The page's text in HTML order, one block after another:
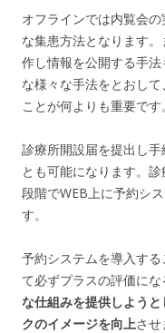
オフラインでは内覧会
な集患方法となります
作し情報を公開する手
な様々な手法をとおし
ことが何よりも重要です。
診療所開設届を提出し
とも可能になります。
段階でWEB上に予約シ
す。
予約システムを導入す
て必ずプラスの評価にな
な仕組みを提供しよう
クのイメージを向上さ